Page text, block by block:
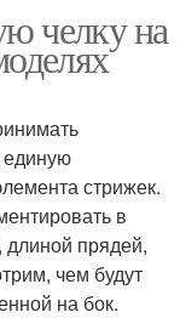
челку на
единую
стрижек.
в
прядей,
чем будут
на бок.